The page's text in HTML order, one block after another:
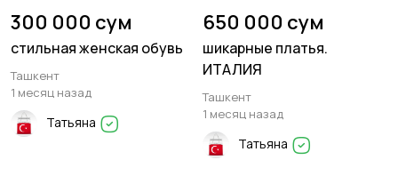
300 000 сум
стильная женская обувь
Ташкент
1 месяц назад
Татьяна
650 000 сум
шикарные платья.
ИТАЛИЯ
Ташкент
1 месяц назад
Татьяна